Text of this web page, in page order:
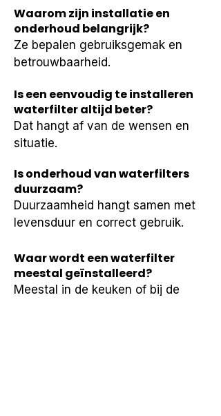
Waarom zijn installatie en
onderhoud belangrijk?
Ze bepalen gebruiksgemak en
betrouwbaarheid.
Is een eenvoudig te installeren
waterfilter altijd beter?
Dat hangt af van de wensen en
situatie.
Is onderhoud van waterfilters
duurzaam?
Duurzaamheid hangt samen met
levensduur en correct gebruik.
Waar wordt een waterfilter
meestal geïnstalleerd?
Meestal in de keuken of bij de